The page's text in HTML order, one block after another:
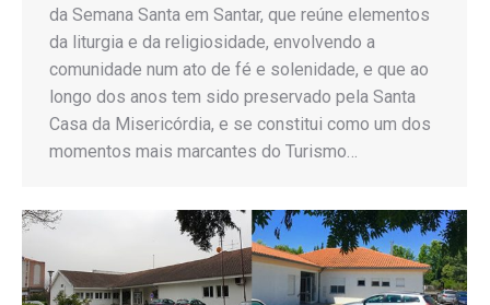
da Semana Santa em Santar, que reúne elementos
da liturgia e da religiosidade, envolvendo a
comunidade num ato de fé e solenidade, e que ao
longo dos anos tem sido preservado pela Santa
Casa da Misericórdia, e se constitui como um dos
momentos mais marcantes do Turismo…